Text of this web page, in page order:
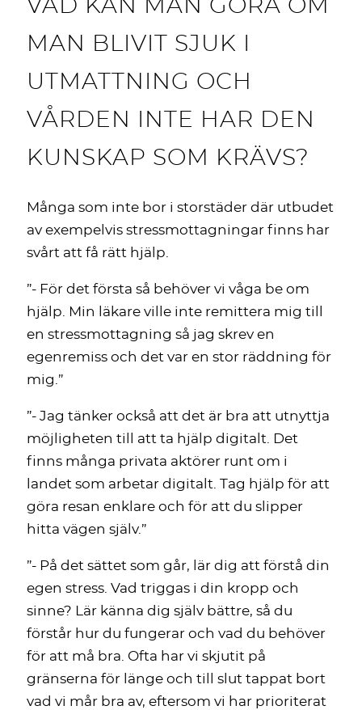
VAD KAN MAN GÖRA OM
MAN BLIVIT SJUK I
UTMATTNING OCH
VÅRDEN INTE HAR DEN
KUNSKAP SOM KRÄVS?
Många som inte bor i storstäder där utbudet
av exempelvis stressmottagningar finns har
svårt att få rätt hjälp.
”- För det första så behöver vi våga be om
hjälp. Min läkare ville inte remittera mig till
en stressmottagning så jag skrev en
egenremiss och det var en stor räddning för
mig.”
”- Jag tänker också att det är bra att utnyttja
möjligheten till att ta hjälp digitalt. Det
finns många privata aktörer runt om i
landet som arbetar digitalt. Tag hjälp för att
göra resan enklare och för att du slipper
hitta vägen själv.”
”- På det sättet som går, lär dig att förstå din
egen stress. Vad triggas i din kropp och
sinne? Lär känna dig själv bättre, så du
förstår hur du fungerar och vad du behöver
för att må bra. Ofta har vi skjutit på
gränserna för länge och till slut tappat bort
vad vi mår bra av, eftersom vi har prioriterat